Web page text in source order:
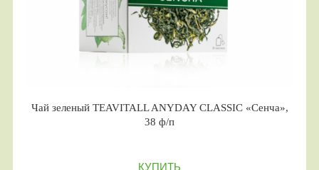
Чай зеленый TEAVITALL ANYDAY CLASSIC «Сенча»,
38 ф/п
КУПИТЬ